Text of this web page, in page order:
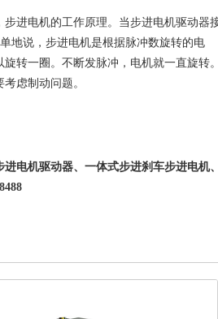
进电机的工作原理。当步进电机驱动器
地说，步进电机是根据脉冲数旋转的电
转一圈。不断发脉冲，电机就一直旋转。
虑制动问题。
电机驱动器、一体式步进刹车步进电机、